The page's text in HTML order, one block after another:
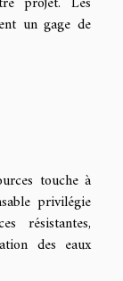
un gage de
touche à
privilégie
résistantes,
des eaux